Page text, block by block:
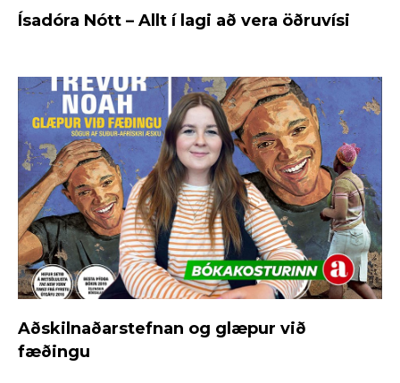
Ísadóra Nótt – Allt í lagi að vera öðruvísi
Aðskilnaðarstefnan og glæpur við
fæðingu